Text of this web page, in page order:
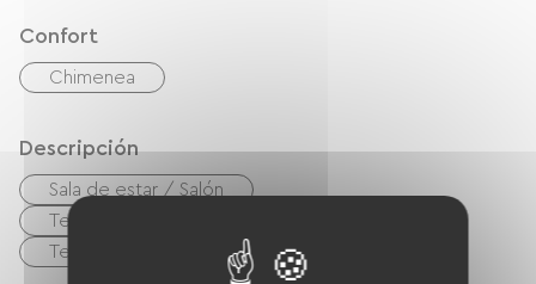
Confort
Chimenea
Descripción
Sala de estar / Salón
Terreno privado cercado
Terraza